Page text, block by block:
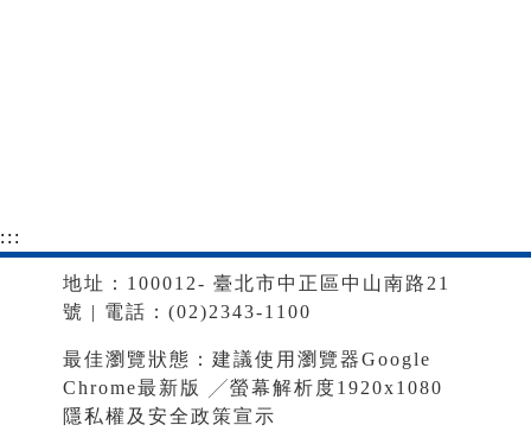
:::
地址：100012- 臺北市中正區中山南路21
號 | 電話：(02)2343-1100
最佳瀏覽狀態：建議使用瀏覽器Google
Chrome最新版 ╱螢幕解析度1920x1080
隱私權及安全政策宣示